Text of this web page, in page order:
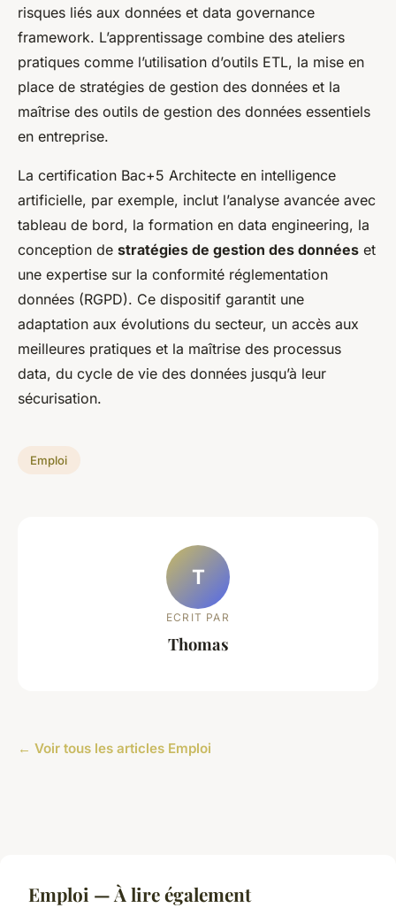
risques liés aux données et data governance
framework. L’apprentissage combine des ateliers
pratiques comme l’utilisation d’outils ETL, la mise en
place de stratégies de gestion des données et la
maîtrise des outils de gestion des données essentiels
en entreprise.
La certification Bac+5 Architecte en intelligence
artificielle, par exemple, inclut l’analyse avancée avec
tableau de bord, la formation en data engineering, la
conception de stratégies de gestion des données et
une expertise sur la conformité réglementation
données (RGPD). Ce dispositif garantit une
adaptation aux évolutions du secteur, un accès aux
meilleures pratiques et la maîtrise des processus
data, du cycle de vie des données jusqu’à leur
sécurisation.
Emploi
T
ECRIT PAR
Thomas
← Voir tous les articles Emploi
Emploi — À lire également